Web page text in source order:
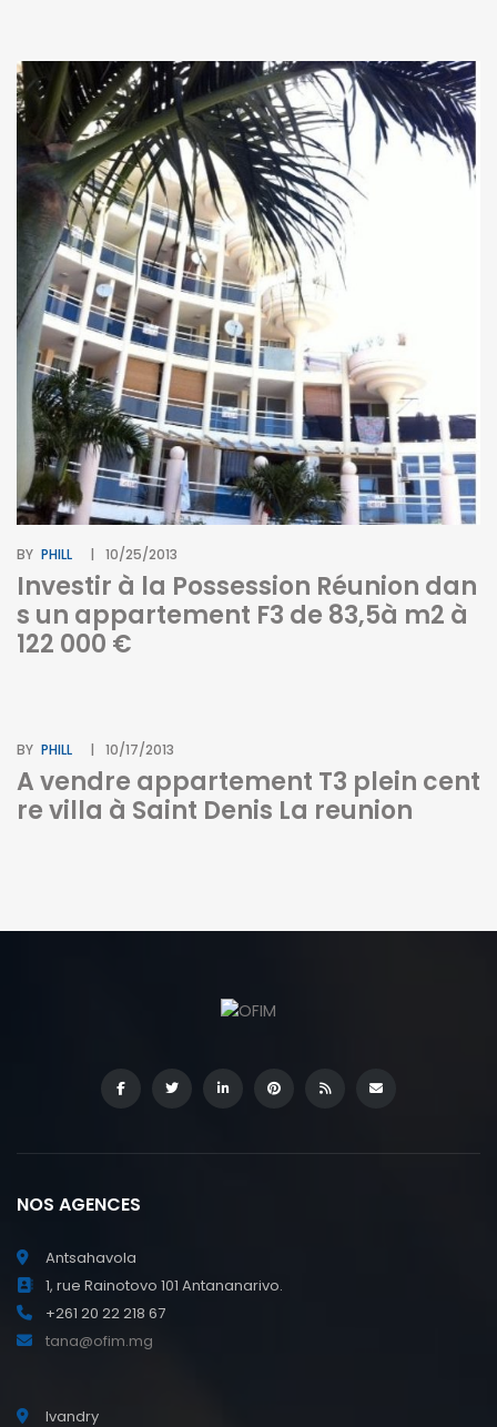
BY PHILL 10/25/2013
Investir à la Possession Réunion dan
s un appartement F3 de 83,5à m2 à
122 000 €
BY PHILL 10/17/2013
A vendre appartement T3 plein cent
re villa à Saint Denis La reunion
NOS AGENCES
Antsahavola
1, rue Rainotovo 101 Antananarivo.
+261 20 22 218 67
tana@ofim.mg
Ivandry